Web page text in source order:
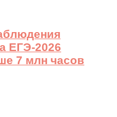
ЕГЭ-2026
7 млн часов